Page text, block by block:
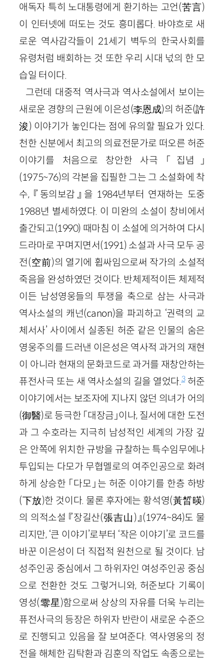
애독자 특히 노대통령에게 환기하는 고언(苦言)
이 인터넷에 떠도는 것도 흥미롭다. 바야흐로 새
로운 역사감각들이 21세기 벽두의 한국사회를
유령처럼 배회하는 것 또한 우리 시대 넋의 한 모
습일 터이다.
그런데 대중적 역사극과 역사소설에서 보이는
새로운 경향의 근원에 이은성(李恩成)의 허준(許
浚) 이야기가 놓인다는 점에 유의할 필요가 있다.
천한 신분에서 최고의 의료전문가로 떠오른 허준
이야기를 처음으로 창안한 사극 「집념」
(1975~76)의 각본을 집필한 그는 그 소설화에 착
수, 『동의보감』을 1984년부터 연재하는 도중
1988년 별세하였다. 이 미완의 소설이 창비에서
출간되고(1990) 때마침 이 소설에 의거하여 다시
드라마로 꾸며지면서(1991) 소설과 사극 모두 공
전(空前)의 열기에 휩싸임으로써 작가의 소설적
죽음을 완성하였던 것이다. 반체제적이든 체제적
이든 남성영웅들의 투쟁을 축으로 삼는 사극과
역사소설의 캐넌(canon)을 파괴하고 ‘권력의 교
체서사’ 사이에서 실종된 허준 같은 인물의 숨은
영웅주의를 드러낸 이은성은 역사적 과거의 재현
이 아니라 현재의 문화코드로 과거를 재창안하는
퓨전사극 또는 새 역사소설의 길을 열었다.3허준
이야기에서는 보조자에 지나지 않던 의녀가 어의
(御醫)로 등극한 「대장금」이나, 질서에 대한 도전
과 그 수호라는 지극히 남성적인 세계의 가장 깊
은 안쪽에 위치한 규방을 규찰하는 특수임무에나
투입되는 다모가 무협멜로의 여주인공으로 화려
하게 상승한 「다모」는 허준 이야기를 한층 하방
(下放)한 것이다. 물론 후자에는 황석영(黃晳暎)
의 의적소설 『장길산(張吉山)』(1974~84)도 물
리지만, ‘큰 이야기’로부터 ‘작은 이야기’로 코드를
바꾼 이은성이 더 직접적 원천으로 될 것이다. 남
성주인공 중심에서 그 하위자인 여성주인공 중심
으로 전환한 것도 그렇거니와, 허준보다 기록이
영성(零星)함으로써 상상의 자유를 더욱 누리는
퓨전사극의 등장은 하위자 반란이 새로운 수준으
로 진행되고 있음을 잘 보여준다. 역사영웅의 정
전을 해체한 김탁환과 김훈의 작업도 속종으로는